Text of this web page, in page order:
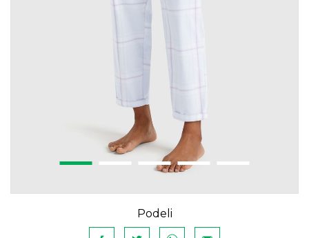
Podeli